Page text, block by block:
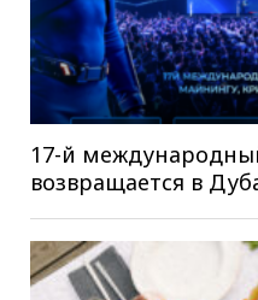
17-й
возвращается в